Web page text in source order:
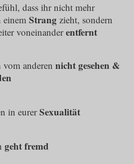
dass ihr nicht mehr
einem Strang zieht, sondern
voneinanderentfernt
anderen nicht gesehen &
in eurerSexualität
geht fremd